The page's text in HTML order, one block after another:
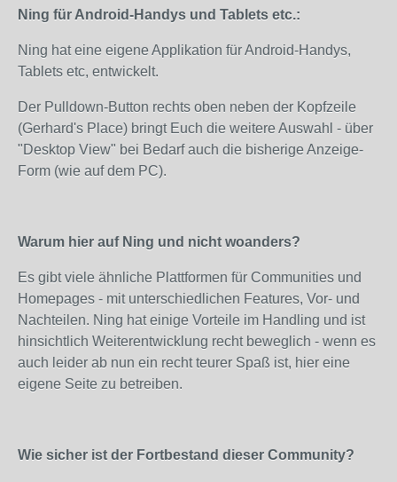
Ning für Android-Handys und Tablets etc.:
Ning hat eine eigene Applikation für Android-Handys,
Tablets etc, entwickelt.
Der Pulldown-Button rechts oben neben der Kopfzeile
(Gerhard's Place) bringt Euch die weitere Auswahl - über
"Desktop View" bei Bedarf auch die bisherige Anzeige-
Form (wie auf dem PC).
Warum hier auf Ning und nicht woanders?
Es gibt viele ähnliche Plattformen für Communities und
Homepages - mit unterschiedlichen Features, Vor- und
Nachteilen. Ning hat einige Vorteile im Handling und ist
hinsichtlich Weiterentwicklung recht beweglich - wenn es
auch leider ab nun ein recht teurer Spaß ist, hier eine
eigene Seite zu betreiben.
Wie sicher ist der Fortbestand dieser Community?